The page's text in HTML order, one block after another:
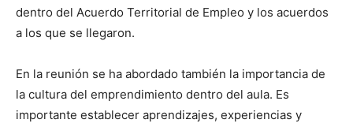
dentro del Acuerdo Territorial de Empleo y los acuerdos
a los que se llegaron.
En la reunión se ha abordado también la importancia de
la cultura del emprendimiento dentro del aula. Es
importante establecer aprendizajes, experiencias y